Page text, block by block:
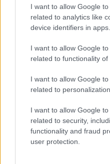
I want to allow Google
related to analytics like
device identifiers in apps.
I want to allow Google
related to functionality of
I want to allow Google
related to personalization.
I want to allow Google
related to security,
functionality and fraud
user protection.